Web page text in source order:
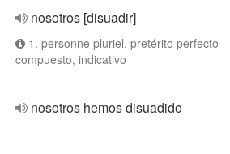
nosotros [disuadir]
1. personne pluriel, pretérito perfecto
compuesto, indicativo
nosotros hemos disuadido